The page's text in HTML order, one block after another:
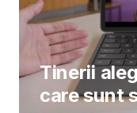
Tinerii
care sunt